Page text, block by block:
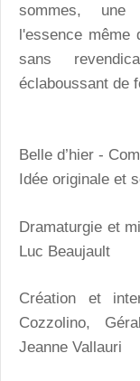
sommes, une
l'essence même
sans
éclaboussant de
Belle d’hier -
Idée originale et
Dramaturgie et
Luc Beaujault
Création et
Cozzolino,
Jeanne Vallauri